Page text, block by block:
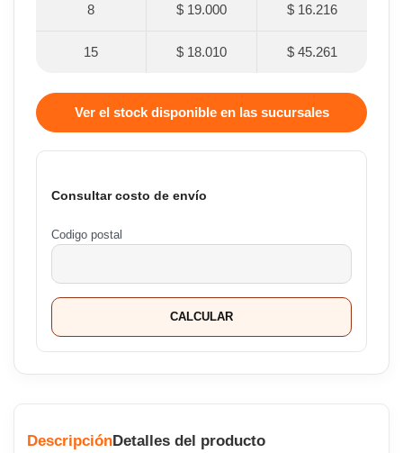
8 $ 19.000 $ 16.216
15 $ 18.010 $ 45.261
Ver el stock disponible en las sucursales
Consultar costo de envío
Codigo postal
CALCULAR
DescripciónDetalles del producto